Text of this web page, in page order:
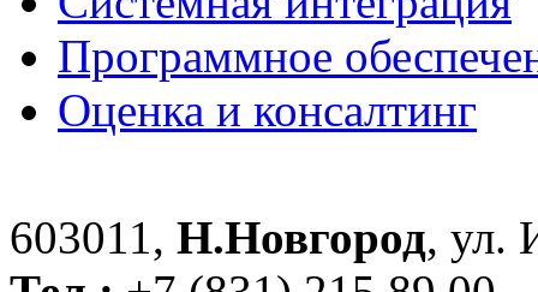
Программное
Оценка и консалтинг
603011, Н.Новгород, ул.